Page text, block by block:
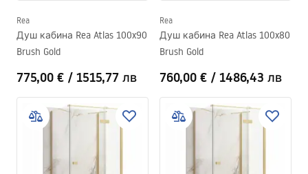
Rea
Душ кабина Rea Atlas 100x90
Brush Gold
775,00 € / 1515,77 лв
Rea
Душ кабина Rea Atlas 100x80
Brush Gold
760,00 € / 1486,43 лв